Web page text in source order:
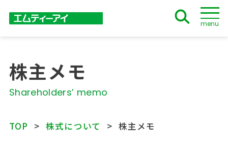
menu
株主メモ
Shareholders’ memo
TOP 株式について 株主メモ